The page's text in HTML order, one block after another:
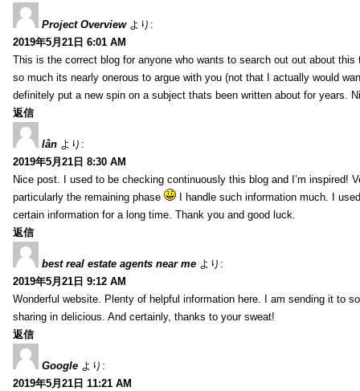
Project Overview より:
2019年5月21日 6:01 AM
This is the correct blog for anyone who wants to search out out about this
so much its nearly onerous to argue with you (not that I actually would
definitely put a new spin on a subject thats been written about for years.
返信
lån より:
2019年5月21日 8:30 AM
Nice post. I used to be checking continuously this blog and I’m inspired!
particularly the remaining phase
I handle such information much. I
certain information for a long time. Thank you and good luck.
返信
best real estate agents near me より:
2019年5月21日 9:12 AM
Wonderful website. Plenty of helpful information here. I am sending it to
sharing in delicious. And certainly, thanks to your sweat!
返信
Google より:
2019年5月21日 11:21 AM